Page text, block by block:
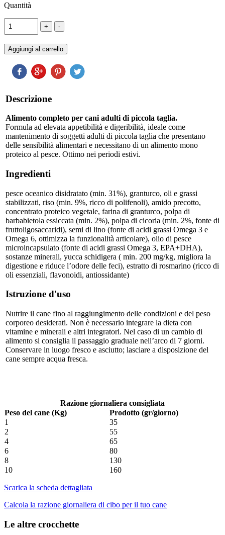
Quantità
Descrizione
Alimento completo per cani adulti di piccola taglia.
Formula ad elevata appetibilità e digeribilità, ideale come
mantenimento di soggetti adulti di piccola taglia che presentano
delle sensibilità alimentari e necessitano di un alimento mono
proteico al pesce. Ottimo nei periodi estivi.
Ingredienti
pesce oceanico disidratato (min. 31%), granturco, oli e grassi
stabilizzati, riso (min. 9%, ricco di polifenoli), amido precotto,
concentrato proteico vegetale, farina di granturco, polpa di
barbabietola essiccata (min. 2%), polpa di cicoria (min. 2%, fonte di
fruttoligosaccaridi), semi di lino (fonte di acidi grassi Omega 3 e
Omega 6, ottimizza la funzionalità articolare), olio di pesce
microincapsulato (fonte di acidi grassi Omega 3, EPA+DHA),
sostanze minerali, yucca schidigera ( min. 200 mg/kg, migliora la
digestione e riduce l’odore delle feci), estratto di rosmarino (ricco di
oli essenziali, flavonoidi, antiossidante)
Istruzione d'uso
Nutrire il cane fino al raggiungimento delle condizioni e del peso
corporeo desiderati. Non è necessario integrare la dieta con
vitamine e minerali e altri integratori. Nel caso di un cambio di
alimento si consiglia il passaggio graduale nell’arco di 7 giorni.
Conservare in luogo fresco e asciutto; lasciare a disposizione del
cane sempre acqua fresca.
Razione giornaliera consigliata
Peso del cane (Kg)
Prodotto (gr/giorno)
1
35
2
55
4
65
6
80
8
130
10
160
Scarica la scheda dettagliata
Calcola la razione giornaliera di cibo per il tuo cane
Le altre crocchette